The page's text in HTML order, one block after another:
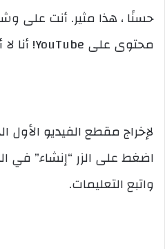
حسنًا ، هذا مثير. أنت على
محتوى على YouTube! أنا لا أبكي ، أنت تبكي.
لإخراج مقطع الفيديو الأول
اضغط على الزر “إنشاء” في
واتبع التعليمات.